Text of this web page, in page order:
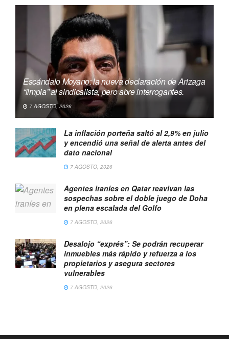
Escándalo Moyano: la nueva declaración de Arizaga
“limpia” al sindicalista, pero abre interrogantes.
7 AGOSTO, 2026
La inflación porteña saltó al 2,9% en julio
y encendió una señal de alerta antes del
dato nacional
7 AGOSTO, 2026
Agentes iraníes en Qatar reavivan las
sospechas sobre el doble juego de Doha
en plena escalada del Golfo
7 AGOSTO, 2026
Desalojo “exprés”: Se podrán recuperar
inmuebles más rápido y refuerza a los
propietarios y asegura sectores
vulnerables
7 AGOSTO, 2026